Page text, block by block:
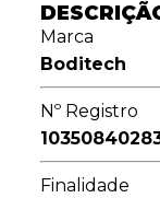
Marca
Boditech
Nº Registro
Finalidade